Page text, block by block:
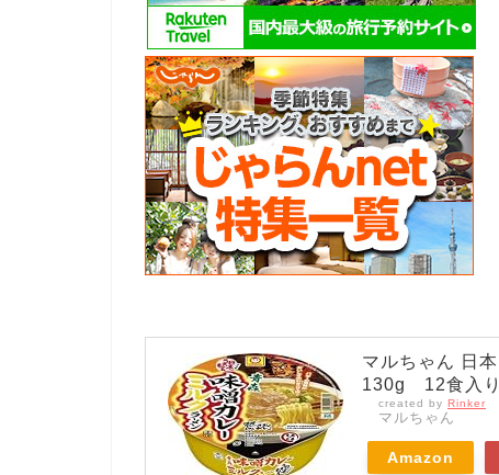
マルちゃん 日
130g 12食入り
created by Rinker
マルちゃん
Amazon